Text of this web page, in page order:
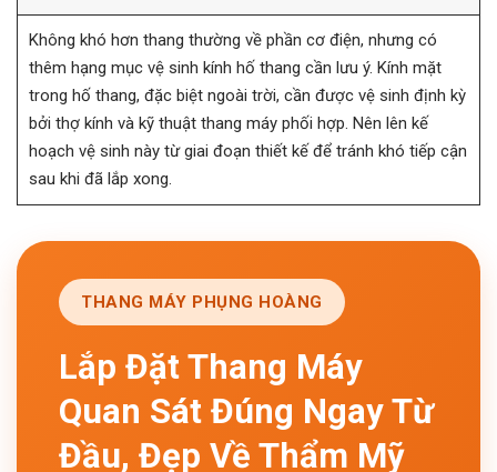
Không khó hơn thang thường về phần cơ điện, nhưng có
thêm hạng mục vệ sinh kính hố thang cần lưu ý. Kính mặt
trong hố thang, đặc biệt ngoài trời, cần được vệ sinh định kỳ
bởi thợ kính và kỹ thuật thang máy phối hợp. Nên lên kế
hoạch vệ sinh này từ giai đoạn thiết kế để tránh khó tiếp cận
sau khi đã lắp xong.
THANG MÁY PHỤNG HOÀNG
Lắp Đặt Thang Máy
Quan Sát Đúng Ngay Từ
Đầu, Đẹp Về Thẩm Mỹ